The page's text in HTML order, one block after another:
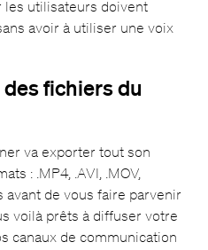
utilisateurs doivent
avoir à utiliser une voix
fichiers du
va exporter tout son
: .MP4, .AVI, .MOV,
de vous faire parvenir
voilà prêts à diffuser votre
canaux de communication